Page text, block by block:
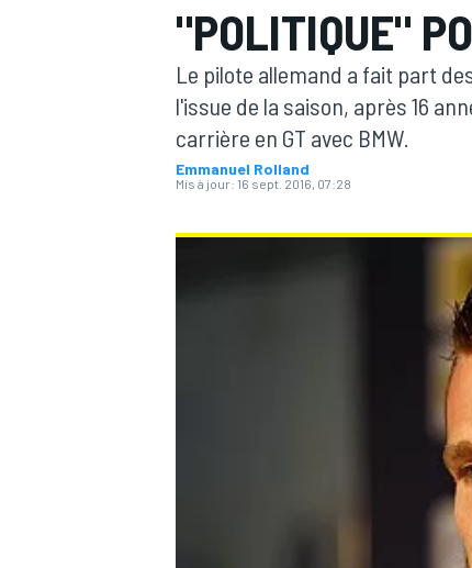
MOTOGP
"POLITIQUE"
Le pilote allemand a fait part
l'issue de la saison, après 16
carrière en GT avec BMW.
Emmanuel Rolland
Mis à jour: 16 sept. 2016, 07:28